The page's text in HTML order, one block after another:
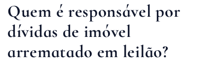
Quem é responsável por
dívidas de imóvel
arrematado em leilão?